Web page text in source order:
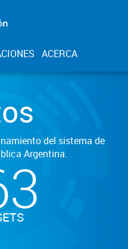
ACERCA
del sistema de
Argentina.